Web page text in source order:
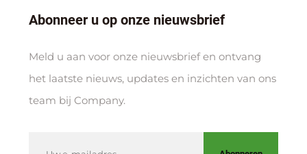
Abonneer u op onze nieuwsbrief
Meld u aan voor onze nieuwsbrief en ontvang
het laatste nieuws, updates en inzichten van ons
team bij Company.